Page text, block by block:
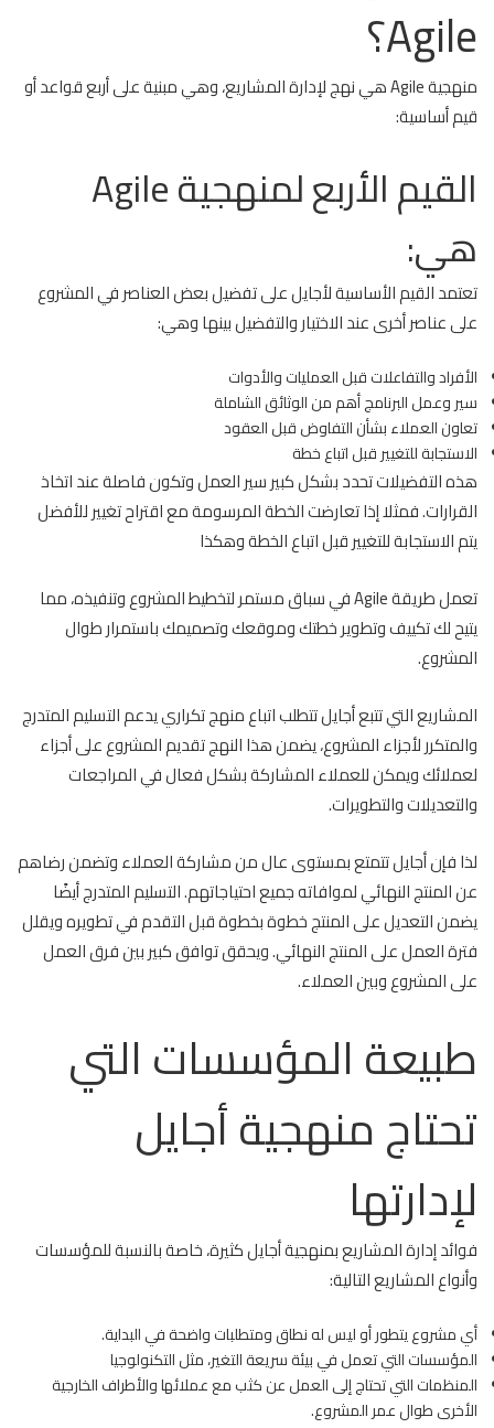
Agile؟
منهجية Agile هي نهج لإدارة المشاريع، وهي مبنية على أربع قواعد أو
قيم أساسية:
القيم الأربع لمنهجية Agile
هي:
تعتمد القيم الأساسية لأجايل على تفضيل بعض العناصر في المشروع
على عناصر أخرى عند الاختيار والتفضيل بينها وهي:
الأفراد والتفاعلات قبل العمليات والأدوات
سير وعمل البرنامج أهم من الوثائق الشاملة
تعاون العملاء بشأن التفاوض قبل العقود
الاستجابة للتغيير قبل اتباع خطة
هذه التفضيلات تحدد بشكل كبير سير العمل وتكون فاصلة عند اتخاذ
القرارات. فمثلا إذا تعارضت الخطة المرسومة مع اقتراح تغيير للأفضل
يتم الاستجابة للتغيير قبل اتباع الخطة وهكذا
تعمل طريقة Agile في سباق مستمر لتخطيط المشروع وتنفيذه، مما
يتيح لك تكييف وتطوير خطتك وموقعك وتصميمك باستمرار طوال
المشروع.
المشاريع التي تتبع أجايل تتطلب اتباع منهج تكراري يدعم التسليم المتدرج
والمتكرر لأجزاء المشروع، يضمن هذا النهج تقديم المشروع على أجزاء
لعملائك ويمكن للعملاء المشاركة بشكل فعال في المراجعات
والتعديلات والتطويرات.
لذا فإن أجايل تتمتع بمستوى عال من مشاركة العملاء وتضمن رضاهم
عن المنتج النهائي لموافاته جميع احتياجاتهم. التسليم المتدرج أيضًا
يضمن التعديل على المنتج خطوة بخطوة قبل التقدم في تطويره ويقلل
فترة العمل على المنتج النهائي. ويحقق توافق كبير بين فرق العمل
على المشروع وبين العملاء.
طبيعة المؤسسات التي
تحتاج منهجية أجايل
لإدارتها
فوائد إدارة المشاريع بمنهجية أجايل كثيرة، خاصة بالنسبة للمؤسسات
وأنواع المشاريع التالية:
أي مشروع يتطور أو ليس له نطاق ومتطلبات واضحة في البداية.
المؤسسات التي تعمل في بيئة سريعة التغير، مثل التكنولوجيا
المنظمات التي تحتاج إلى العمل عن كثب مع عملائها والأطراف الخارجية
الأخرى طوال عمر المشروع.